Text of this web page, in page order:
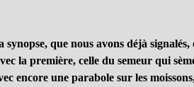
que nous avons déjà
la première, celle du semeur qui
une parabole sur les